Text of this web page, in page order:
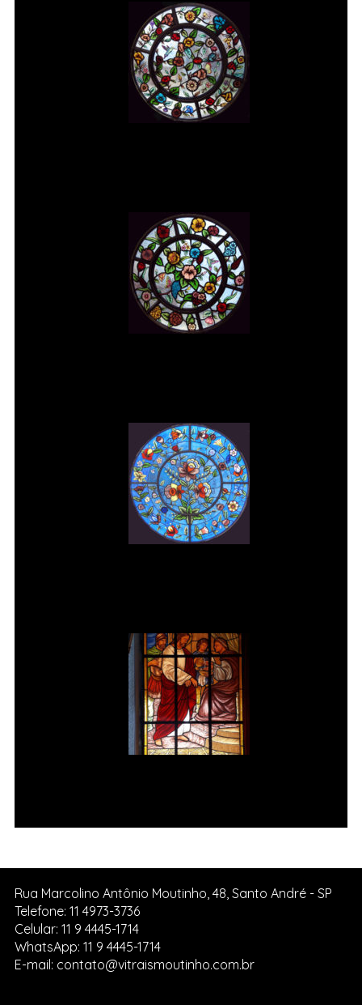
Rua Marcolino Antônio Moutinho, 48, Santo André - SP
Telefone: 11 4973-3736
Celular: 11 9 4445-1714
WhatsApp: 11 9 4445-1714
E-mail: contato@vitraismoutinho.com.br